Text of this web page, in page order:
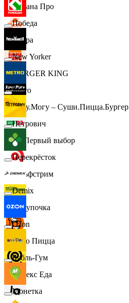
Лемана Про
7 утра
BURGER KING
Хочу.Могу – Суши.Пицца.Бургер
B1 Первый выбор
Гольфстрим
Покупочка
Додо Пицца
Яндекс Еда
Победа
New Yorker
Metro
Петрович
Перекрёсток
Demix
Ozon
Бубль-Гум
Монетка